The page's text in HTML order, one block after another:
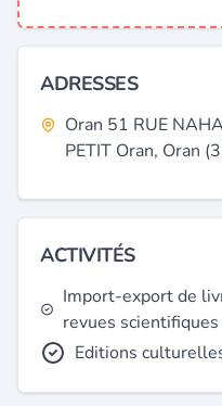
ADRESSES
Oran 51 RUE
PETIT Oran, Oran
ACTIVITÉS
Import-export de
revues
Editions